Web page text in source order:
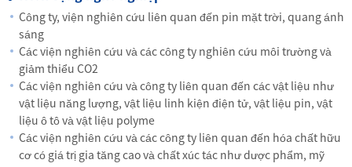
Công ty, viện nghiên cứu liên quan đến pin mặt trời, quang ánh
sáng
Các viện nghiên cứu và các công ty nghiên cứu môi trường và
giảm thiểu CO2
Các viện nghiên cứu và công ty liên quan đến các vật liệu như
vật liệu năng lượng, vật liệu linh kiện điện tử, vật liệu pin, vật
liệu ô tô và vật liệu polyme
Các viện nghiên cứu và các công ty liên quan đến hóa chất hữu
cơ có giá trị gia tăng cao và chất xúc tác như dược phẩm, mỹ